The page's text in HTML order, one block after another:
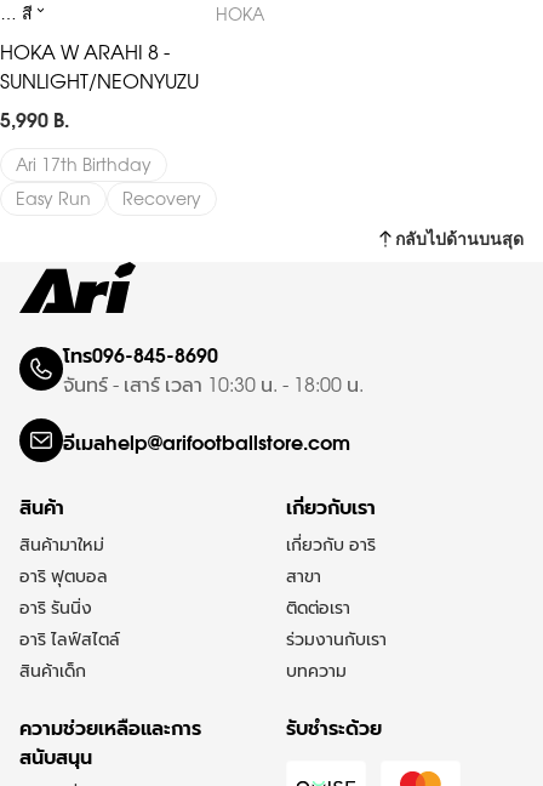
… สี HOKA
HOKA W ARAHI 8 -
SUNLIGHT/NEONYUZU
5,990 B.
Ari 17th Birthday
Easy Run
Recovery
กลับไปด้านบนสุด
โทร096-845-8690
จันทร์ - เสาร์ เวลา 10:30 น. - 18:00 น.
อีเมลhelp@arifootballstore.com
สินค้า
สินค้ามาใหม่
อาริ ฟุตบอล
อาริ รันนิ่ง
อาริ ไลฟ์สไตล์
สินค้าเด็ก
เกี่ยวกับเรา
เกี่ยวกับ อาริ
สาขา
ติดต่อเรา
ร่วมงานกับเรา
บทความ
ความช่วยเหลือและการ
สนับสนุน
รับชำระด้วย